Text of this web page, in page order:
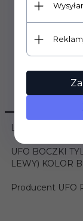
OPIS
LEWY BOCZEK
UFO BOCZKI
LEWY) KOLOR
Producent UFO